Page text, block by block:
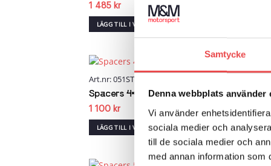
Samtycke
Denna webbplats använder
Vi använder
sociala medier och
till de sociala medier och
med annan information som
1 485 kr
LÄGG TILL I VARUKORG
wishlist
Art.nr: 051STB273
Spacers 4×98 nav 58 bredd 13
1 100 kr
LÄGG TILL I VARUKORG
1